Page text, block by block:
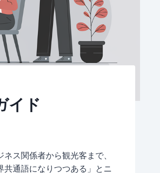
イド
ス関係者から観光客まで、
通語になりつつある」とニ